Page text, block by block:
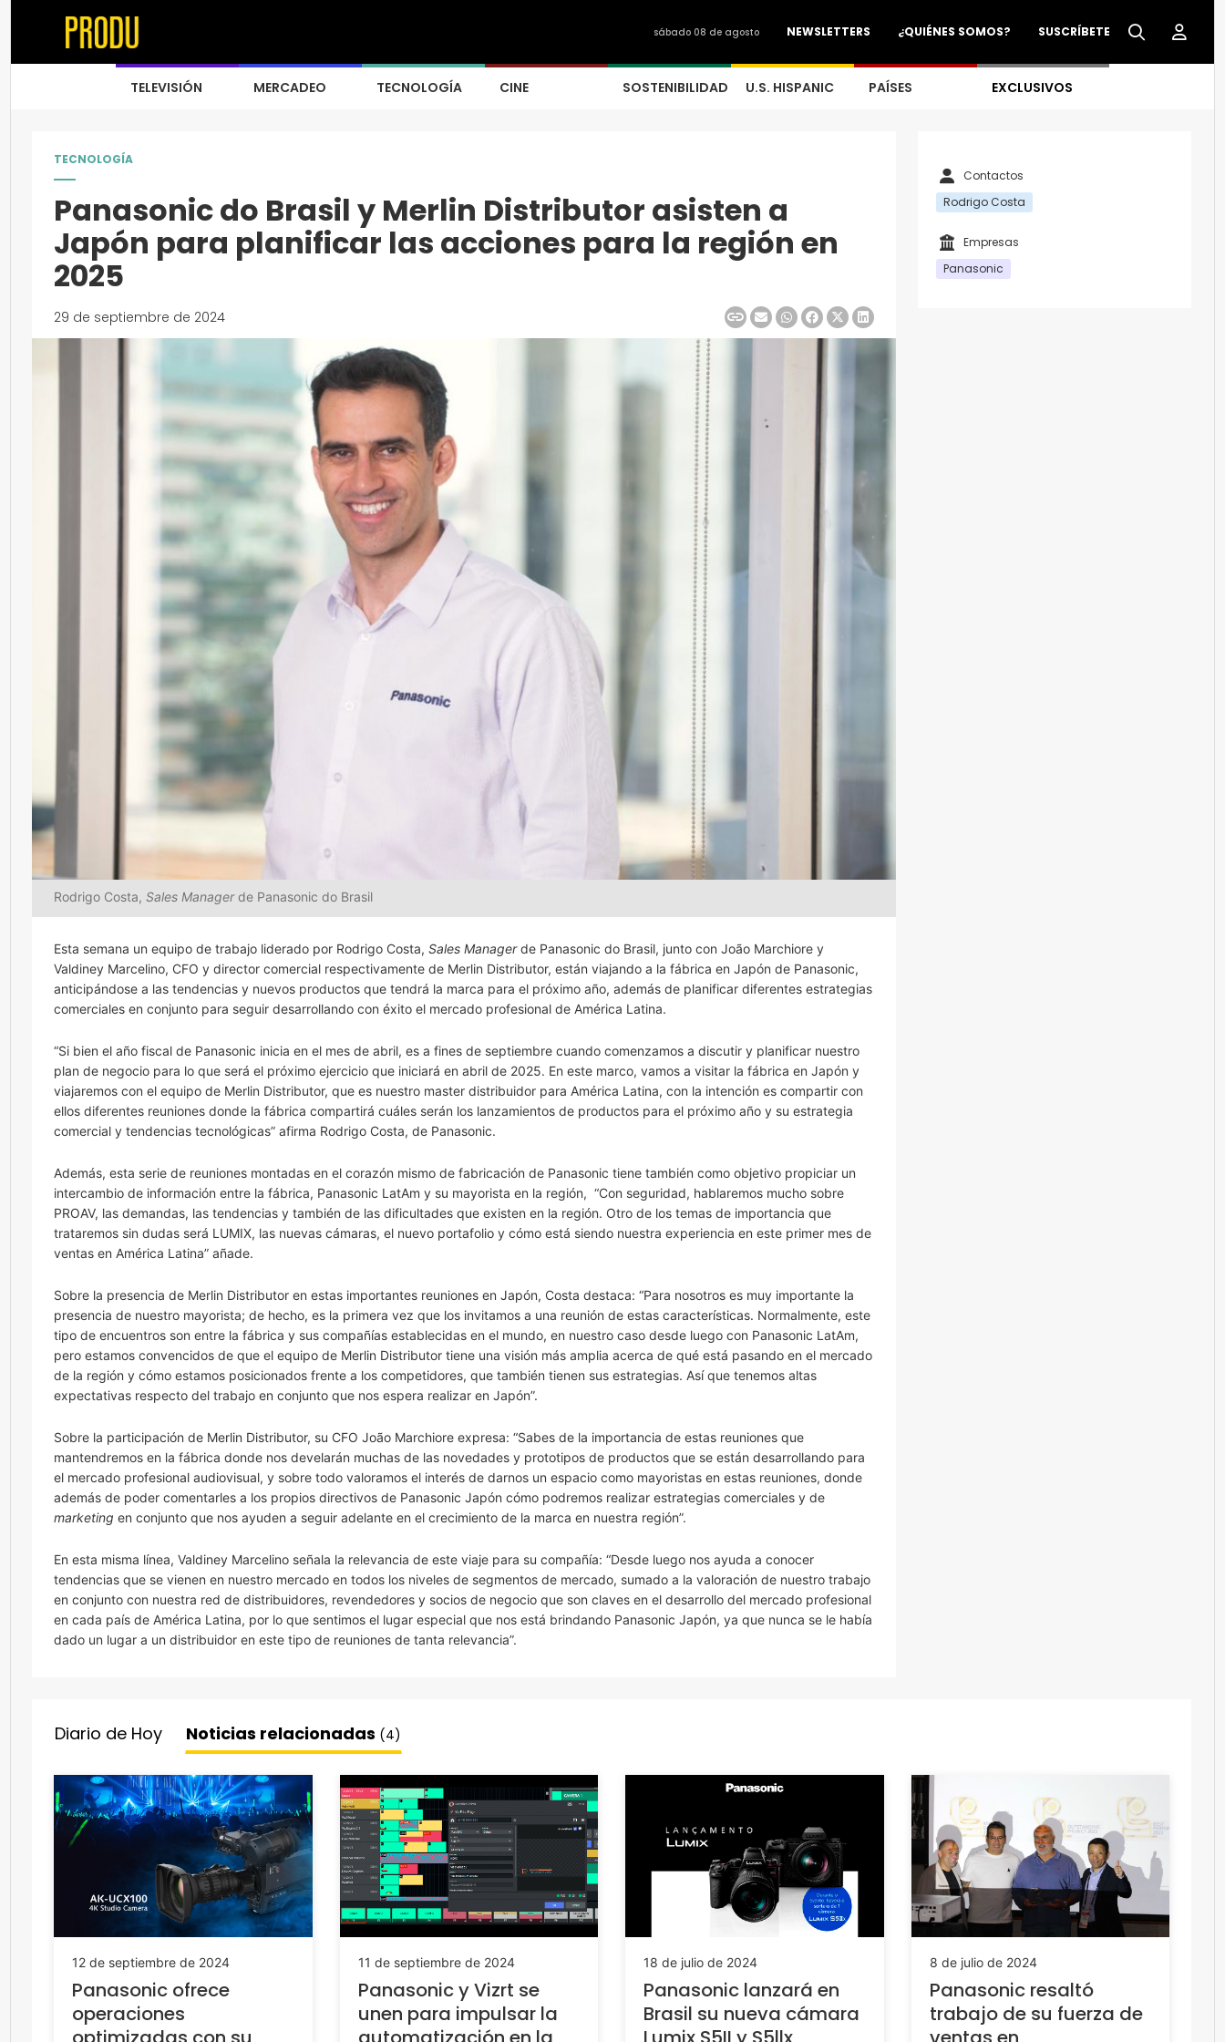
SUSCRÍBETE
¿QUIÉNES SOMOS?
NEWSLETTERS
sábado 08 de agosto
TELEVISIÓN MERCADEO TECNOLOGÍA CINE SOSTENIBILIDAD U.S. HISPANIC PAÍSES EXCLUSIVOS
TECNOLOGÍA
Panasonic do Brasil y Merlin Distributor asisten a
Japón para planificar las acciones para la región en
2025
29 de septiembre de 2024
Rodrigo Costa, Sales Managerde Panasonic do Brasil
Esta semana un equipo de trabajo liderado por Rodrigo Costa, Sales Managerde Panasonic do Brasil, junto con João Marchiore y
Valdiney Marcelino, CFO y director comercial respectivamente de Merlin Distributor, están viajando a la fábrica en Japón de Panasonic,
anticipándose a las tendencias y nuevos productos que tendrá la marca para el próximo año, además de planificar diferentes estrategias
comerciales en conjunto para seguir desarrollando con éxito el mercado profesional de América Latina.
“Si bien el año fiscal de Panasonic inicia en el mes de abril, es a fines de septiembre cuando comenzamos a discutir y planificar nuestro
plan de negocio para lo que será el próximo ejercicio que iniciará en abril de 2025. En este marco, vamos a visitar la fábrica en Japón y
viajaremos con el equipo de Merlin Distributor, que es nuestro master distribuidor para América Latina, con la intención es compartir con
ellos diferentes reuniones donde la fábrica compartirá cuáles serán los lanzamientos de productos para el próximo año y su estrategia
comercial y tendencias tecnológicas” afirma Rodrigo Costa, de Panasonic.
Además, esta serie de reuniones montadas en el corazón mismo de fabricación de Panasonic tiene también como objetivo propiciar un
intercambio de información entre la fábrica, Panasonic LatAm y su mayorista en la región, “Con seguridad, hablaremos mucho sobre
PROAV, las demandas, las tendencias y también de las dificultades que existen en la región. Otro de los temas de importancia que
trataremos sin dudas será LUMIX, las nuevas cámaras, el nuevo portafolio y cómo está siendo nuestra experiencia en este primer mes de
ventas en América Latina” añade.
Sobre la presencia de Merlin Distributor en estas importantes reuniones en Japón, Costa destaca: “Para nosotros es muy importante la
presencia de nuestro mayorista; de hecho, es la primera vez que los invitamos a una reunión de estas características. Normalmente, este
tipo de encuentros son entre la fábrica y sus compañías establecidas en el mundo, en nuestro caso desde luego con Panasonic LatAm,
pero estamos convencidos de que el equipo de Merlin Distributor tiene una visión más amplia acerca de qué está pasando en el mercado
de la región y cómo estamos posicionados frente a los competidores, que también tienen sus estrategias. Así que tenemos altas
expectativas respecto del trabajo en conjunto que nos espera realizar en Japón”.
Sobre la participación de Merlin Distributor, su CFO João Marchiore expresa: “Sabes de la importancia de estas reuniones que
mantendremos en la fábrica donde nos develarán muchas de las novedades y prototipos de productos que se están desarrollando para
el mercado profesional audiovisual, y sobre todo valoramos el interés de darnos un espacio como mayoristas en estas reuniones, donde
además de poder comentarles a los propios directivos de Panasonic Japón cómo podremos realizar estrategias comerciales y de
marketing en conjunto que nos ayuden a seguir adelante en el crecimiento de la marca en nuestra región”.
En esta misma línea, Valdiney Marcelino señala la relevancia de este viaje para su compañía: “Desde luego nos ayuda a conocer
tendencias que se vienen en nuestro mercado en todos los niveles de segmentos de mercado, sumado a la valoración de nuestro trabajo
en conjunto con nuestra red de distribuidores, revendedores y socios de negocio que son claves en el desarrollo del mercado profesional
en cada país de América Latina, por lo que sentimos el lugar especial que nos está brindando Panasonic Japón, ya que nunca se le había
dado un lugar a un distribuidor en este tipo de reuniones de tanta relevancia”.
Contactos
Rodrigo Costa
Empresas
Panasonic
Diario de Hoy Noticias relacionadas (4)
12 de septiembre de 2024
Panasonic ofrece
operaciones
11 de septiembre de 2024
Panasonic y Vizrt se
unen para impulsar la
18 de julio de 2024
Panasonic lanzará en
Brasil su nueva cámara
8 de julio de 2024
Panasonic resaltó
trabajo de su fuerza de